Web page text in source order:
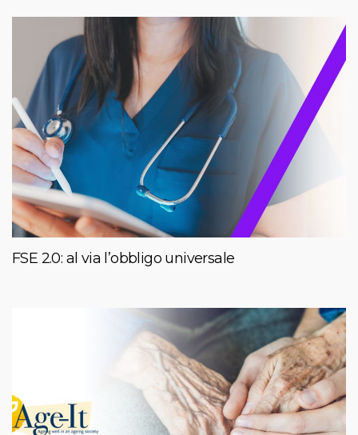
FSE 2.0: al via l’obbligo universale